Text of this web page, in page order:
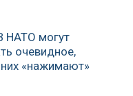
НАТО могут
очевидное,
«нажимают»